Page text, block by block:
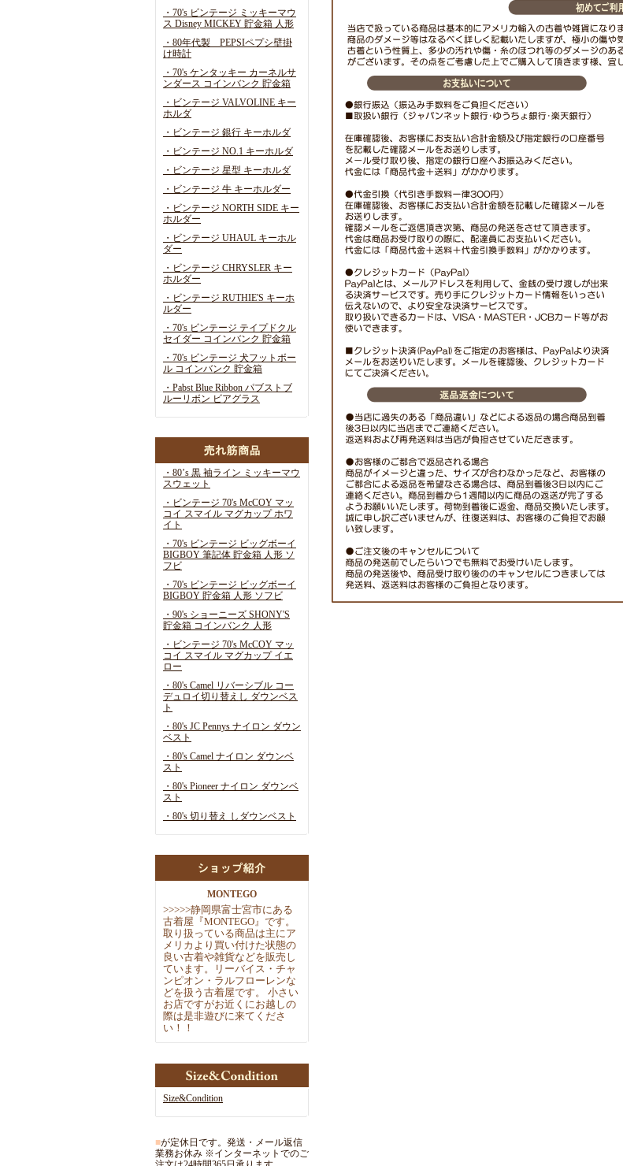
・70's ビンテージ ミッキーマウ
ス Disney MICKEY 貯金箱 人形
・80年代製 PEPSIペプシ壁掛
け時計
・70's ケンタッキー カーネルサ
ンダース コインバンク 貯金箱
・ビンテージ VALVOLINE キー
ホルダ
・ビンテージ 銀行 キーホルダ
・ビンテージ NO.1 キーホルダ
・ビンテージ 星型 キーホルダ
・ビンテージ 牛 キーホルダー
・ビンテージ NORTH SIDE キー
ホルダー
・ビンテージ UHAUL キーホル
ダー
・ビンテージ CHRYSLER キー
ホルダー
・ビンテージ RUTHIE'S キーホ
ルダー
・70's ビンテージ テイプドクル
セイダー コインバンク 貯金箱
・70's ビンテージ 犬フットボー
ル コインバンク 貯金箱
・Pabst Blue Ribbon パブストブ
ルーリボン ビアグラス
・80’s 黒 袖ライン ミッキーマウ
スウェット
・ビンテージ 70's McCOY マッ
コイ スマイル マグカップ ホワ
イト
・70's ビンテージ ビッグボーイ
BIGBOY 筆記体 貯金箱 人形 ソ
フビ
・70's ビンテージ ビッグボーイ
BIGBOY 貯金箱 人形 ソフビ
・90's ショーニーズ SHONY'S
貯金箱 コインバンク 人形
・ビンテージ 70's McCOY マッ
コイ スマイル マグカップ イエ
ロー
・80's Camel リバーシブル コー
デュロイ切り替えし ダウンベス
ト
・80's JC Pennys ナイロン ダウン
ベスト
・80's Camel ナイロン ダウンベ
スト
・80's Pioneer ナイロン ダウンベ
スト
・80's 切り替え しダウンベスト
MONTEGO
>>>>>静岡県富士宮市にある
古着屋『MONTEGO』です。
取 り扱っている商品は主にア
メリカより買い付けた状態の
良い古着や雑貨などを販売し
ています。リーバイス・チャ
ンピオン・ラルフローレンな
どを扱う古着屋です。 小さい
お店ですがお近くにお越しの
際は是非遊びに来てくださ
い！！
Size&Condition
■が定休日です。発送・メール返信
業務お休み ※インターネットでのご